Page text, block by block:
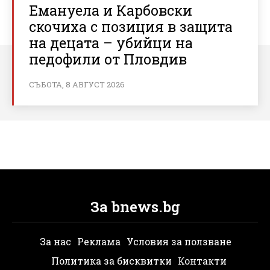
Емануела и Карбовски
скочиха с позиция в защита
на децата – убийци на
педофили от Пловдив
СЪБОТА, 8 АВГУСТ 2026
За bnews.bg
За нас Реклама Условия за ползване
Политика за бисквитки Контакти